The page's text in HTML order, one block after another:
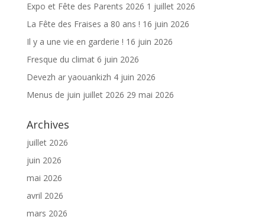
Expo et Fête des Parents 2026 1 juillet 2026
La Fête des Fraises a 80 ans ! 16 juin 2026
Il y a une vie en garderie ! 16 juin 2026
Fresque du climat 6 juin 2026
Devezh ar yaouankizh 4 juin 2026
Menus de juin juillet 2026 29 mai 2026
Archives
juillet 2026
juin 2026
mai 2026
avril 2026
mars 2026